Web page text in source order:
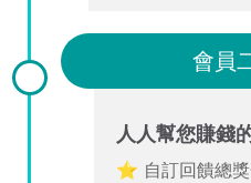
會員
人人幫您賺錢
⭐ 自訂回饋總